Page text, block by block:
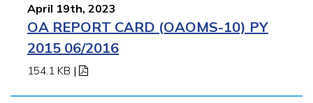
April 19th, 2023
OA REPORT CARD (OAOMS-10) PY
2015 06/2016
154.1 KB |